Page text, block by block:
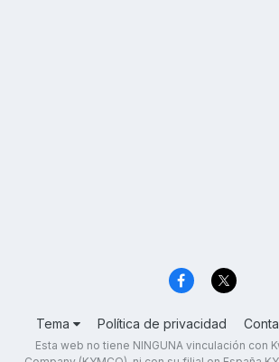
Tema Política de privacidad
Esta web no tiene NINGUNA vinculación con